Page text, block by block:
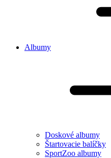
Albumy
Doskové albumy
Štartovacie balíčky
SportZoo albumy